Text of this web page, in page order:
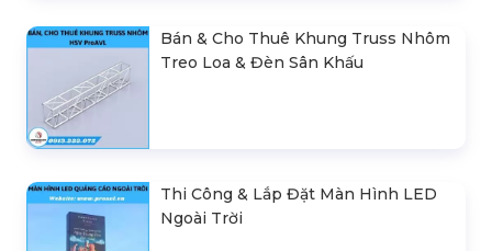
Bán & Cho Thuê Khung Truss Nhôm
Treo Loa & Đèn Sân Khấu
Thi Công & Lắp Đặt Màn Hình LED
Ngoài Trời